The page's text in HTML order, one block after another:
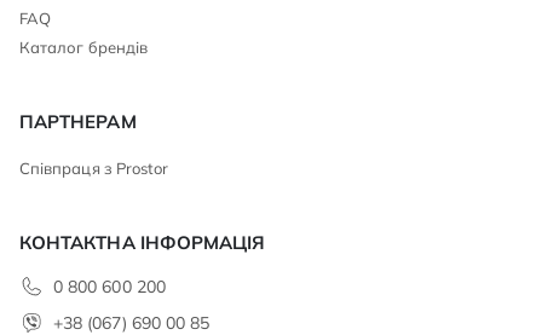
FAQ
Каталог брендів
ПАРТНЕРАМ
Співпраця з Prostor
КОНТАКТНА ІНФОРМАЦІЯ
0 800 600 200
+38 (067) 690 00 85